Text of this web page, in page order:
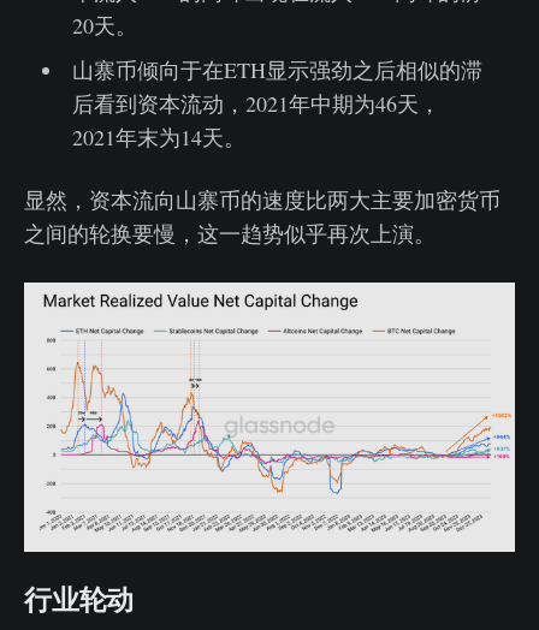
20天。
山寨币倾向于在ETH显示强劲之后相似的滞
后看到资本流动，2021年中期为46天，
2021年末为14天。
显然，资本流向山寨币的速度比两大主要加密货币
之间的轮换要慢，这一趋势似乎再次上演。
行业轮动